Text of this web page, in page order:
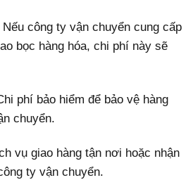
công ty vận chuyển cung cấp
bọc hàng hóa, chi phí này sẽ
phí bảo hiểm để bảo vệ hàng
chuyển.
vụ giao hàng tận nơi hoặc nhận
ty vận chuyển.